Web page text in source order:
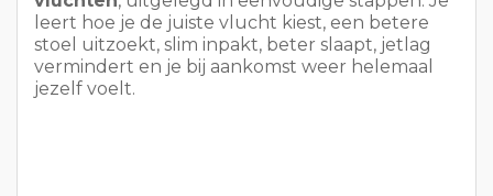
leert hoe je de juiste vlucht kiest, een betere
stoel uitzoekt, slim inpakt, beter slaapt, jetlag
vermindert en je bij aankomst weer helemaal
jezelf voelt.